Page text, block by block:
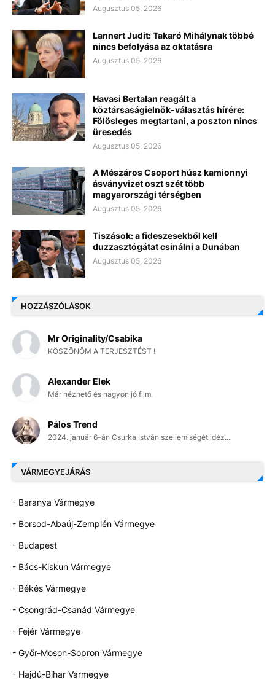
Augusztus 05, 2026
Lannert Judit: Takaró Mihálynak többé
nincs befolyása az oktatásra
Augusztus 05, 2026
Havasi Bertalan reagált a
köztársaságielnök-választás hírére:
Fölösleges megtartani, a poszton nincs
üresedés
Augusztus 05, 2026
A Mészáros Csoport húsz kamionnyi
ásványvizet oszt szét több
magyarországi térségben
Augusztus 05, 2026
Tiszások: a fideszesekből kell
duzzasztógátat csinálni a Dunában
Augusztus 05, 2026
HOZZÁSZÓLÁSOK
Mr Originality/Csabika
KÖSZÖNÖM A TERJESZTÉST !
Alexander Elek
Már nézhető és nagyon jó film.
Pálos Trend
2024. január 6-án Csurka István szellemiségét idéz...
VÁRMEGYEJÁRÁS
- Baranya Vármegye
- Borsod-Abaúj-Zemplén Vármegye
- Budapest
- Bács-Kiskun Vármegye
- Békés Vármegye
- Csongrád-Csanád Vármegye
- Fejér Vármegye
- Győr-Moson-Sopron Vármegye
- Hajdú-Bihar Vármegye